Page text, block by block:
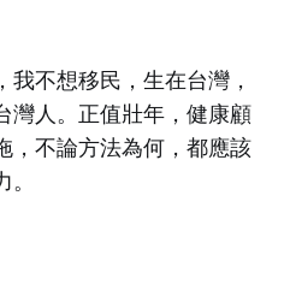
不想移民，生在台灣，
灣人。正值壯年，健康顧
，不論方法為何，都應該